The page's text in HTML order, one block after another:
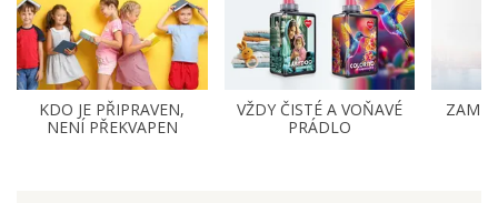
KDO JE PŘIPRAVEN,
NENÍ PŘEKVAPEN
VŽDY ČISTÉ A VOŇAVÉ
PRÁDLO